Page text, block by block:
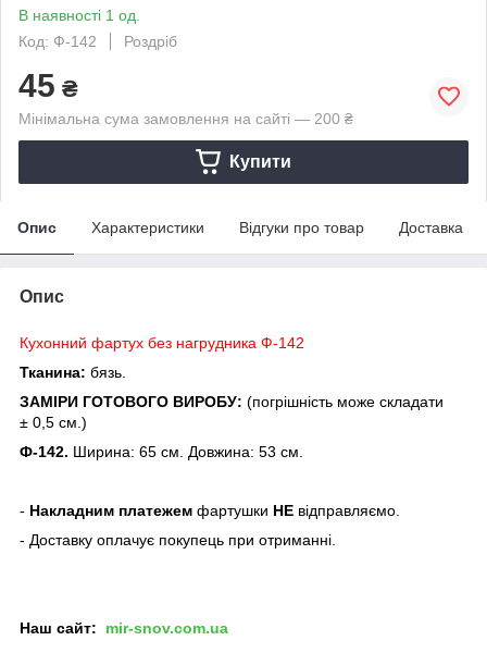
В наявності 1 од.
Код: Ф-142
Роздріб
45 ₴
Мінімальна сума замовлення на сайті — 200 ₴
Купити
Опис Характеристики Відгуки про товар Доставка
Опис
Кухонний фартух без нагрудника Ф-142
Тканина: бязь.
ЗАМІРИ ГОТОВОГО ВИРОБУ: (погрішність може складати
± 0,5 см.)
Ф-142. Ширина: 65 см. Довжина: 53 см.
- Накладним платежем фартушки НЕ відправляємо.
- Доставку оплачує покупець при отриманні.
Наш сайт: mir-snov.com.ua